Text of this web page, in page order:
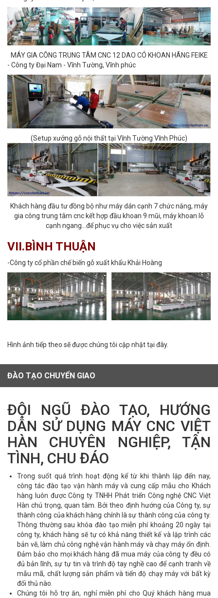
MÁY GIA CÔNG TRUNG TÂM CNC 12 DAO CÓ KHOAN HÃNG FEIKE
- Công ty Đại Nam - Vĩnh Tường, Vĩnh phúc
(Setup xưởng gỗ nội thất tại Vĩnh Tường Vĩnh Phúc)
Khách hàng đầu tư đồng bộ như máy dán cạnh 7 chức năng, máy
gia công trung tâm cnc kết hợp đầu khoan 9 mũi, máy khoan lỗ
cạnh ngang...để phục vụ cho việc sản xuất
VII.BÌNH THUẬN
-Công ty cổ phần chế biến gỗ xuất khẩu Khải Hoàng
Hình ảnh tiếp theo sẽ được chúng tôi cập nhật tại đây.
ĐÀO TẠO CHUYỂN GIAO
ĐỘI NGŨ ĐÀO TẠO, HƯỚNG
DẪN SỬ DỤNG MÁY CNC VIỆT
HÀN CHUYÊN NGHIỆP, TẬN
TÌNH, CHU ĐÁO
Trong suốt quá trình hoạt động kể từ khi thành lập đến nay,
công tác đào tạo vận hành máy và cung cấp mẫu cho Khách
hàng luôn được Công ty TNHH Phát triển Công nghệ CNC Việt
Hàn chú trọng, quan tâm. Bởi theo định hướng của Công ty, sự
thành công của khách hàng chính là sự thành công của công ty.
Thông thường sau khóa đào tạo miễn phí khoảng 20 ngày tại
công ty, khách hàng sẽ tự có khả năng thiết kế và lập trình các
bản vẽ, làm chủ công nghệ vận hành máy và chạy máy ổn định.
Đảm bảo cho mọi khách hàng đã mua máy của công ty đều có
đủ bản lĩnh, sự tự tin và trình độ tay nghề cao để cạnh tranh về
mẫu mã, chất lượng sản phẩm và tiến độ chạy máy với bất kỳ
đối thủ nào.
Chúng tôi hỗ trợ ăn, nghỉ miễn phí cho Quý khách hàng mua